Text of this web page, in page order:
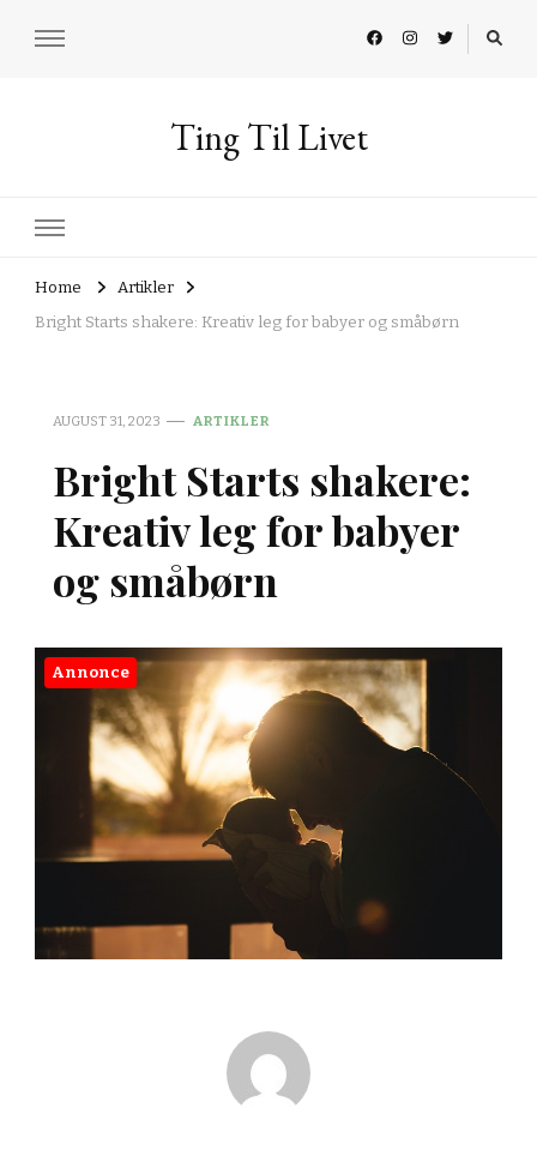
Ting Til Livet
Home
Artikler
Bright Starts shakere: Kreativ leg for babyer og småbørn
AUGUST 31, 2023 ARTIKLER
Bright Starts shakere:
Kreativ leg for babyer
og småbørn
Annonce